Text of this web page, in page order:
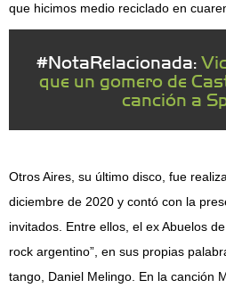
que hicimos medio reciclado en
#NotaRelacionada:
que un gomero de
canción a
Otros Aires, su último disco, fue
diciembre de 2020 y contó con la
invitados. Entre ellos, el ex Abuelos
rock argentino”, en sus propias
tango, Daniel Melingo. En la canción